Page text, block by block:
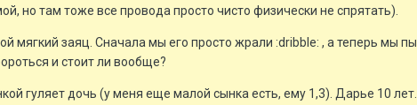
но там тоже все провода просто чисто физически не спрятать).
мягкий заяц. Сначала мы его просто жрали :dribble: , а теперь мы
и стоит ли вообще?
гуляет дочь (у меня еще малой сынка есть, ему 1,3). Дарье 10